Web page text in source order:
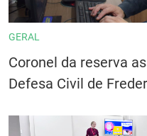
GERAL
Coronel da reserva
Defesa Civil de